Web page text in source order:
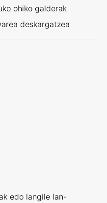
ohiko galderak
deskargatzea
edo langile lan-